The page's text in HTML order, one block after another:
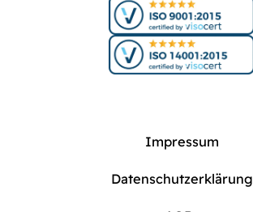
Impressum
Datenschutzerklärung